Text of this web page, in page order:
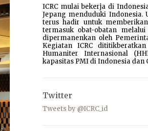
ICRC mulai bekerja di
Jepang menduduki Indonesia.
terus hadir untuk
termasuk obat-obatan melalui
dipermanenkan oleh
Kegiatan ICRC
Humaniter Internasional
kapasitas PMI di Indonesia dan
Twitter
Tweets by @ICRC_id